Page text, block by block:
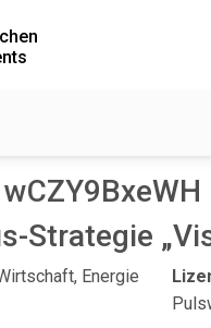
Strategie
Energie